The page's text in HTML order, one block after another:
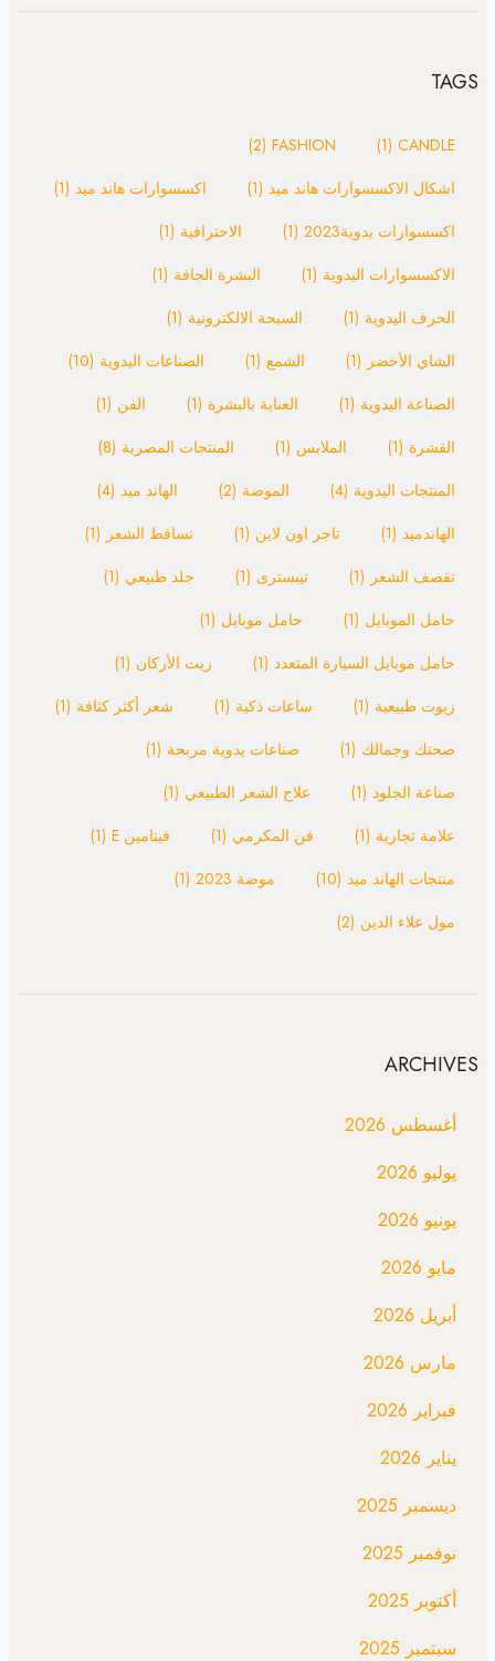
TAGS
CANDLE
(1)
FASHION
(2)
اشكال الاكسسوارات هاند ميد (1) اكسسوارات هاند ميد (1)
اكسسوارات يدوية2023
(1) الاحترافية (1)
الاكسسوارات اليدوية (1) البشرة الجافة (1)
الحرف اليدوية (1) السبحة الالكترونية (1)
الشاي الأخضر (1) الشمع (1) الصناعات اليدوية (10)
الصناعة اليدوية (1) العناية بالبشرة (1) الفن (1)
القشرة (1) الملابس (1) المنتجات المصرية (8)
المنتجات اليدوية (4) الموضة (2) الهاند ميد (4)
الهاندميد (1) تاجر اون لاين (1) تساقط الشعر (1)
تقصف الشعر (1) تيبسترى (1) جلد طبيعي (1)
حامل الموبايل (1) حامل موبايل (1)
حامل موبايل السيارة المتعدد (1) زيت الأركان (1)
زيوت طبيعية (1) ساعات ذكية (1) شعر أكثر كثافة (1)
صحتك وجمالك (1) صناعات يدوية مربحة (1)
صناعة الجلود (1) علاج الشعر الطبيعي (1)
علامة تجارية (1) فن المكرمي (1) فيتامين E
(1)
منتجات الهاند ميد (10) موضة 2023
(1)
مول علاء الدين (2)
ARCHIVES
أغسطس 2026
يوليو 2026
يونيو 2026
مايو 2026
أبريل 2026
مارس 2026
فبراير 2026
يناير 2026
ديسمبر 2025
نوفمبر 2025
أكتوبر 2025
سبتمبر 2025